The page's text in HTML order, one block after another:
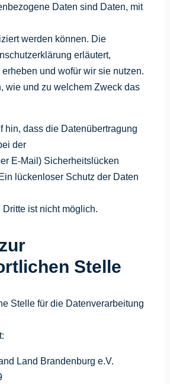
Daten sind Daten, mit
werden können. Die
erläutert,
und wofür wir sie nutzen.
wie und zu welchem Zweck das
hin, dass die Datenübertragung
der
E-Mail) Sicherheitslücken
lückenloser Schutz der Daten
ist nicht möglich.
Stelle
Stelle für die Datenverarbeitung
Land Brandenburg e.V.